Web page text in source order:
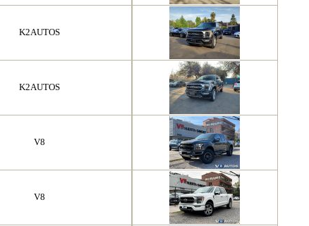
K2AUTOS
K2AUTOS
V8
V8